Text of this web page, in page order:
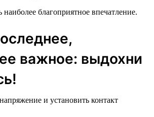
благоприятное впечатление.
важное: выдохни
и установить контакт